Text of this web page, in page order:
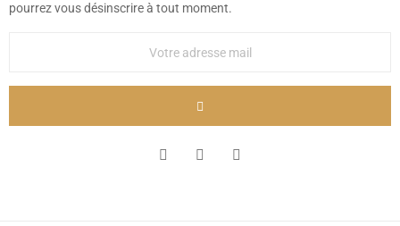
pourrez vous désinscrire à tout moment.